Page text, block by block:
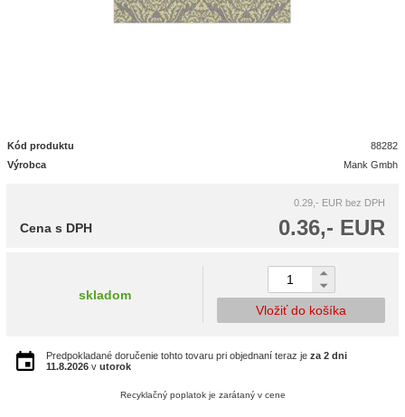
Kód produktu
88282
Výrobca
Mank Gmbh
0.29,- EUR bez DPH
0.36,- EUR
Cena s DPH
skladom
Vložiť do košíka
Predpokladané doručenie tohto tovaru pri objednaní teraz je za 2 dni
11.8.2026 v utorok
Recyklačný poplatok je zarátaný v cene